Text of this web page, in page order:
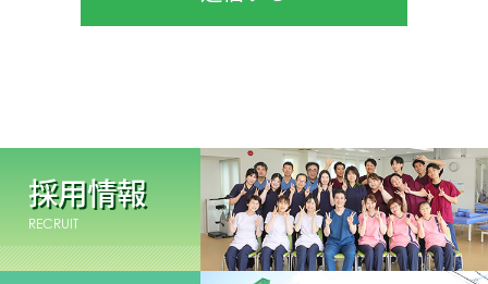
採用情報
RECRUIT